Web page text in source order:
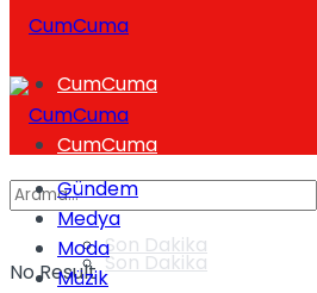
CumCuma
Son Dakika
CumCuma
Son Dakika
No Result
Gündem
Medya
Moda
Müzik